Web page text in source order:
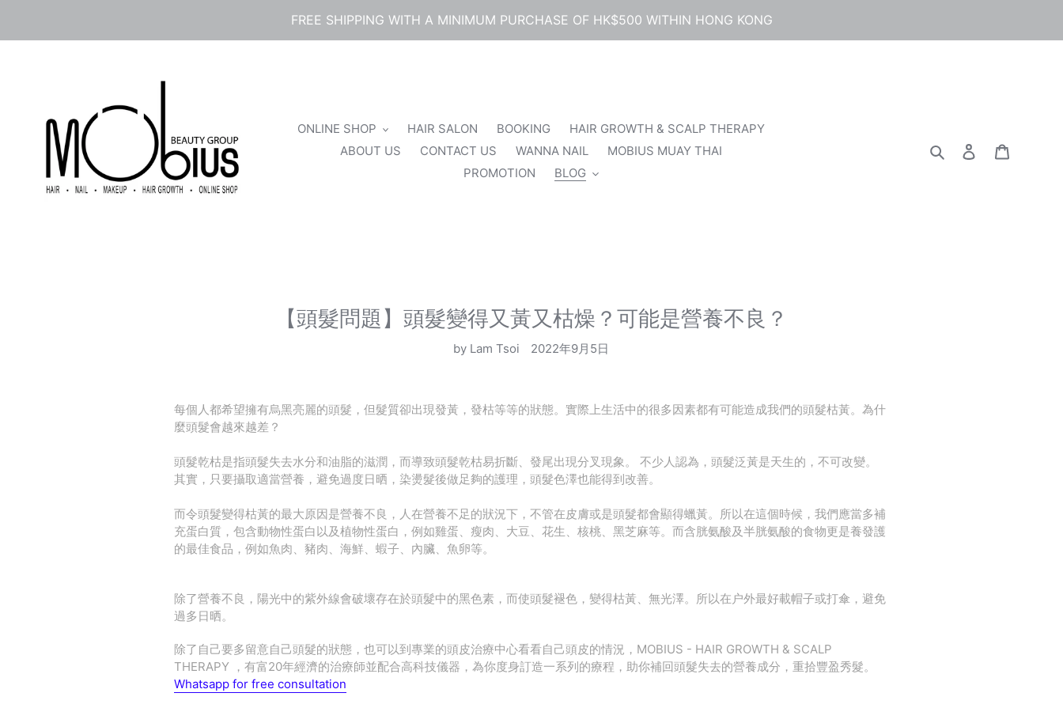
テ
FREE SHIPPING WITH A MINIMUM PURCHASE OF HK$500 WITHIN HONG KONG
ONLINE SHOP HAIR SALON BOOKING
HAIR GROWTH & SCALP THERAPY
ABOUT US
CONTACT US WANNA NAIL
MOBIUS MUAY THAI
PROMOTION
BLOG
検索 ログイン
【頭髮問題】頭髮變得又黃又枯燥？可能是營養不良？
by Lam Tsoi 2022年9月5日
每個人都希望擁有烏黑亮麗的頭髮，但髮質卻出現發黃，發枯等等的狀態。實際上生活中的很多因素都有可能造成我們的頭髮枯黃。為什
麼頭髮會越來越差？
頭髮乾枯是指頭髮失去水分和油脂的滋潤，而導致頭髮乾枯易折斷、發尾出現分叉現象。 不少人認為，頭髮泛黃是天生的，不可改變。
其實，只要攝取適當營養，避免過度日晒，染燙髮後做足夠的護理，頭髮色澤也能得到改善。
而令頭髮變得枯黃的最大原因是營養不良，人在營養不足的狀況下，不管在皮膚或是頭髮都會顯得蠟黃。所以在這個時候，我們應當多補
充蛋白質，包含動物性蛋白以及植物性蛋白，例如雞蛋、瘦肉、大豆、花生、核桃、黑芝麻等。而含胱氨酸及半胱氨酸的食物更是養發護
的最佳食品，例如魚肉、豬肉、海鮮、蝦子、內臟、魚卵等。
除了營養不良，陽光中的紫外線會破壞存在於頭髮中的黑色素，而使頭髮褪色，變得枯黃、無光澤。所以在户外最好載帽子或打傘，避免
過多日晒。
除了自己要多留意自己頭髮的狀態，也可以到專業的頭皮治療中心看看自己頭皮的情況，MOBIUS - HAIR GROWTH & SCALP
THERAPY ，有富20年經濟的治療師並配合高科技儀器，為你度身訂造一系列的療程，助你補回頭髮失去的營養成分，重拾豐盈秀髮。
Whatsapp for free consultation